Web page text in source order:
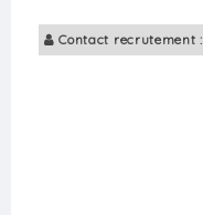
Contact recrutement :